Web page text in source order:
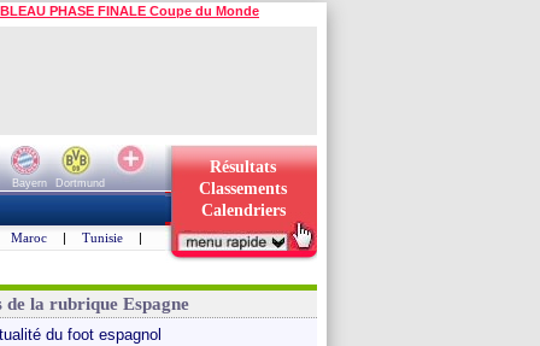
PHASE FINALE Coupe du Monde
Bayern
Dortmund
Résultats
Classements
Calendriers
Maroc | Tunisie |
de la rubrique Espagne
du foot espagnol